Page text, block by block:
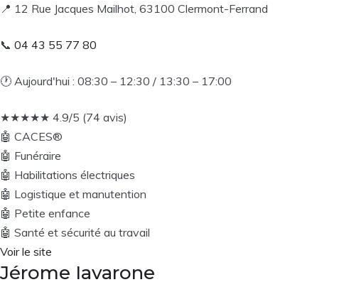
📍 12 Rue Jacques Mailhot, 63100 Clermont-Ferrand
📞 04 43 55 77 80
🕐 Aujourd'hui : 08:30 – 12:30 / 13:30 – 17:00
★★★★★ 4.9/5 (74 avis)
🤖 CACES®
🤖 Funéraire
🤖 Habilitations électriques
🤖 Logistique et manutention
🤖 Petite enfance
🤖 Santé et sécurité au travail
Voir le site
Jérome Iavarone